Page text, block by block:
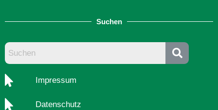
Suchen
Impressum
Datenschutz